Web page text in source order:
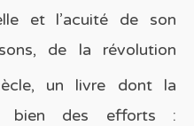
et l’acuité de son
de la révolution
un livre dont la
bien des efforts :